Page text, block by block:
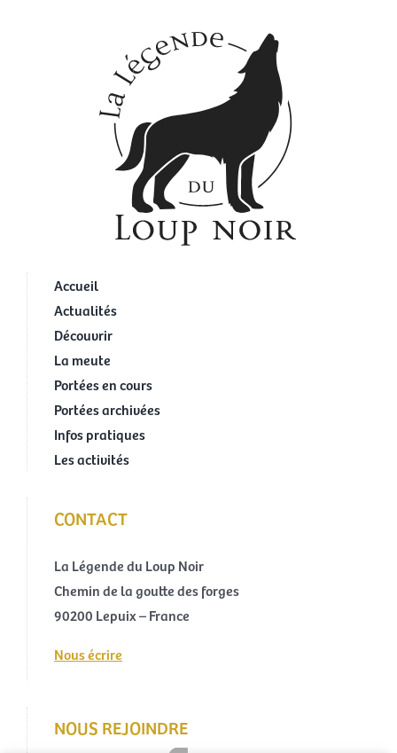
Accueil
Actualités
Découvrir
La meute
Portées en cours
Portées archivées
Infos pratiques
Les activités
CONTACT
La Légende du Loup Noir
Chemin de la goutte des forges
90200 Lepuix – France
Nous écrire
NOUS REJOINDRE